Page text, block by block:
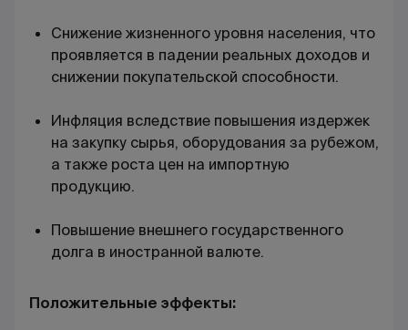
Снижение жизненного уровня населения, что
проявляется в падении реальных доходов и
снижении покупательской способности.
Инфляция вследствие повышения издержек
на закупку сырья, оборудования за рубежом,
а также роста цен на импортную
продукцию.
Повышение внешнего государственного
долга в иностранной валюте.
Положительные эффекты: